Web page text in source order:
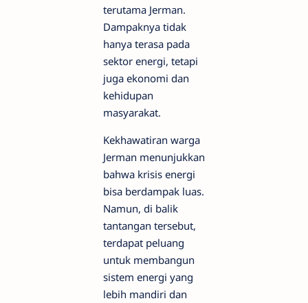
terutama Jerman.
Dampaknya tidak
hanya terasa pada
sektor energi, tetapi
juga ekonomi dan
kehidupan
masyarakat.
Kekhawatiran warga
Jerman menunjukkan
bahwa krisis energi
bisa berdampak luas.
Namun, di balik
tantangan tersebut,
terdapat peluang
untuk membangun
sistem energi yang
lebih mandiri dan